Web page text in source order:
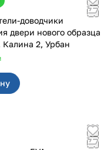
доводчики
двери нового образца
Калина 2, Урбан